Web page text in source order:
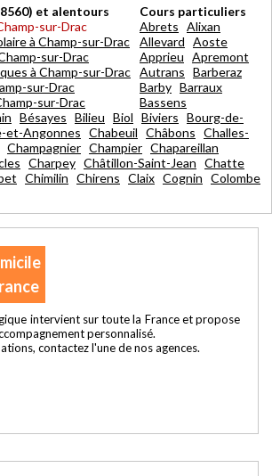
et alentours
sur-Drac
à Champ-sur-Drac
sur-Drac
à Champ-sur-Drac
sur-Drac
sur-Drac
Cours particuliers
Abrets Alixan
Allevard Aoste
Apprieu Apremont
Autrans Barberaz
Barby Barraux
Bassens
Bésayes Bilieu Biol Biviers Bourg-de-
et-Angonnes Chabeuil Châbons Challes-
Champagnier Champier Chapareillan
Charpey Châtillon-Saint-Jean Chatte
Chimilin Chirens Claix Cognin Colombe
intervient sur toute la France et propose
personnalisé.
contactez l'une de nos agences.